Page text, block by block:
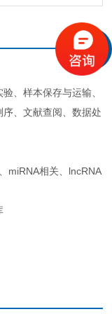
、样本保存与运输、
、文献查阅、数据处
miRNA相关、lncRNA